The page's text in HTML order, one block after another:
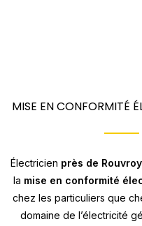
MISE EN CONFORMITÉ
Électricien près de Rouvroy,
la mise en conformité
chez les particuliers que
domaine de l’électricité